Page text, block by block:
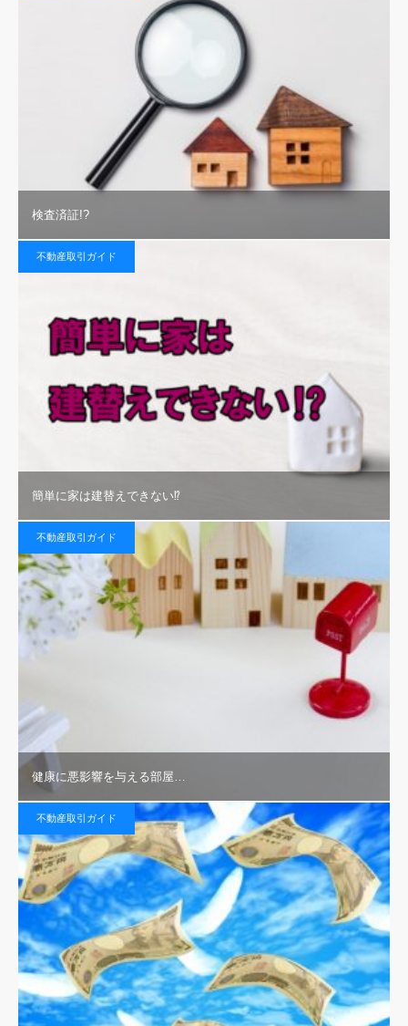
検査済証!?
不動産取引ガイド
簡単に家は建替えできない⁉
不動産取引ガイド
健康に悪影響を与える部屋…
不動産取引ガイド